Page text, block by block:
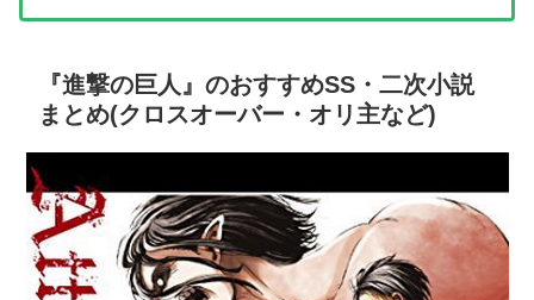
『進撃の巨人』のおすすめSS・二次小説
まとめ(クロスオーバー・オリ主など)